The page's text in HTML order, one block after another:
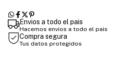
Envios a todo el pais
Hacemos envios a todo el pais
Compra segura
Tus datos protegidos